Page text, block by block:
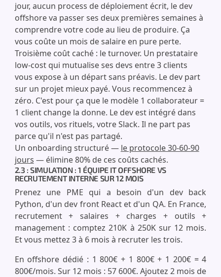
jour, aucun process de déploiement écrit, le dev
offshore va passer ses deux premières semaines à
comprendre votre code au lieu de produire. Ça
vous coûte un mois de salaire en pure perte.
Troisième coût caché : le turnover. Un prestataire
low-cost qui mutualise ses devs entre 3 clients
vous expose à un départ sans préavis. Le dev part
sur un projet mieux payé. Vous recommencez à
zéro. C'est pour ça que le modèle 1 collaborateur =
1 client change la donne. Le dev est intégré dans
vos outils, vos rituels, votre Slack. Il ne part pas
parce qu'il n'est pas partagé.
Un onboarding structuré — le protocole 30-60-90
jours — élimine 80% de ces coûts cachés.
2.3 : SIMULATION : 1 ÉQUIPE IT OFFSHORE VS
RECRUTEMENT INTERNE SUR 12 MOIS
Prenez une PME qui a besoin d'un dev back
Python, d'un dev front React et d'un QA. En France,
recrutement + salaires + charges + outils +
management : comptez 210K à 250K sur 12 mois.
Et vous mettez 3 à 6 mois à recruter les trois.
En offshore dédié : 1 800€ + 1 800€ + 1 200€ = 4
800€/mois. Sur 12 mois : 57 600€. Ajoutez 2 mois de